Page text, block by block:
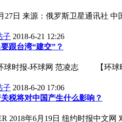
27日 来源：俄罗斯卫星通讯社
子 2018-6-21 12:26
跟台湾“建交”？
球时报-环球网 范凌志 【环球
子 2018-6-20 17:06
税将对中国产生什么影响？
2018年6月19日 纽约时报中文